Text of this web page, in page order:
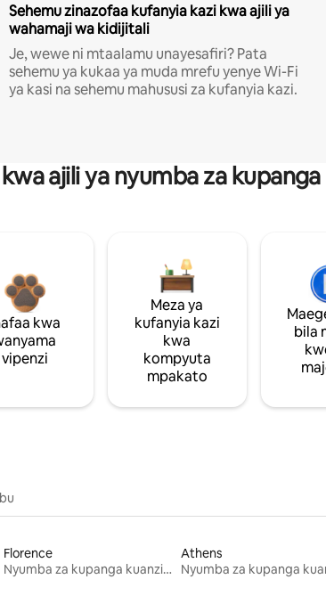
Sehemu zinazofaa kufanyia kazi kwa ajili ya
wahamaji wa kidijitali
Je, wewe ni mtaalamu unayesafiri? Pata
sehemu ya kukaa ya muda mrefu yenye Wi-Fi
ya kasi na sehemu mahususi za kufanyia kazi.
ajili ya nyumba za
kwa
vipenzi
Meza ya
kufanyia kazi
kwa
kompyuta
mpakato
bila
Florence
Nyumba za kupanga kuanzia mwezi mmoja
Athens